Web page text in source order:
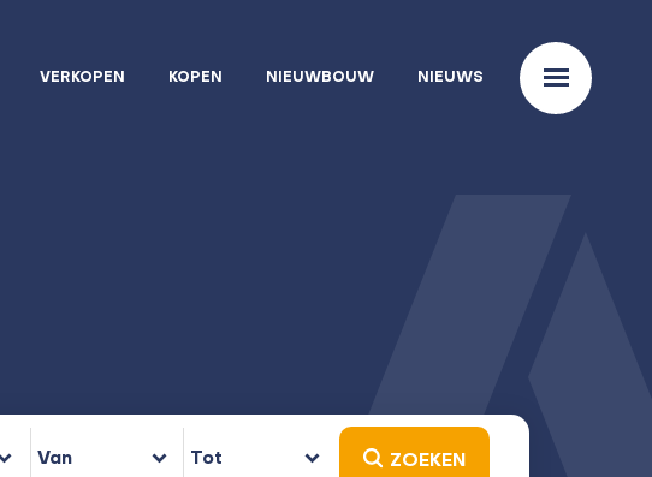
VERKOPEN KOPEN NIEUWBOUW NIEUWS
Van Tot ZOEKEN